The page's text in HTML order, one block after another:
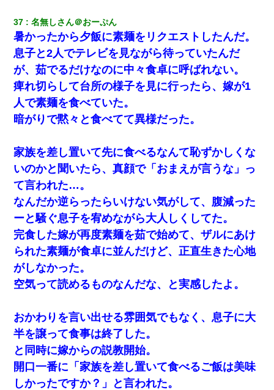
37 名無しさん＠おーぷん
暑かったから夕飯に素麺をリクエストしたんだ。
息子と2人でテレビを見ながら待っていたんだ
が、茹でるだけなのに中々食卓に呼ばれない。
痺れ切らして台所の様子を見に行ったら、嫁が1
人で素麺を食べていた。
暗がりで黙々と食べてて異様だった。
家族を差し置いて先に食べるなんて恥ずかしくな
いのかと聞いたら、真顔で「おまえが言うな」っ
て言われた…。
なんだか逆らったらいけない気がして、腹減った
ーと騒ぐ息子を宥めながら大人しくしてた。
完食した嫁が再度素麺を茹で始めて、ザルにあけ
られた素麺が食卓に並んだけど、正直生きた心地
がしなかった。
空気って読めるものなんだな、と実感したよ。
おかわりを言い出せる雰囲気でもなく、息子に大
半を譲って食事は終了した。
と同時に嫁からの説教開始。
開口一番に「家族を差し置いて食べるご飯は美味
しかったですか？」と言われた。